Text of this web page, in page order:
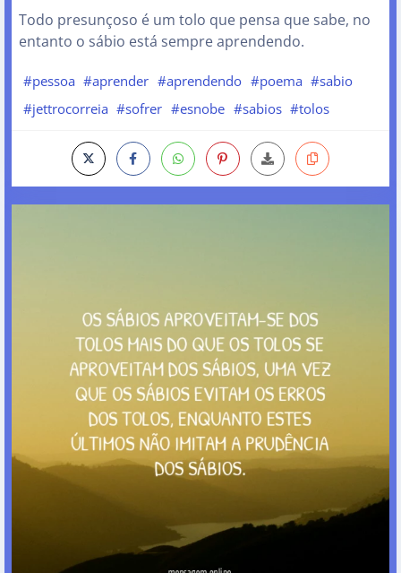
Todo presunçoso é um tolo que pensa que sabe, no
entanto o sábio está sempre aprendendo.
#pessoa #aprender #aprendendo #poema #sabio
#jettrocorreia #sofrer #esnobe #sabios #tolos